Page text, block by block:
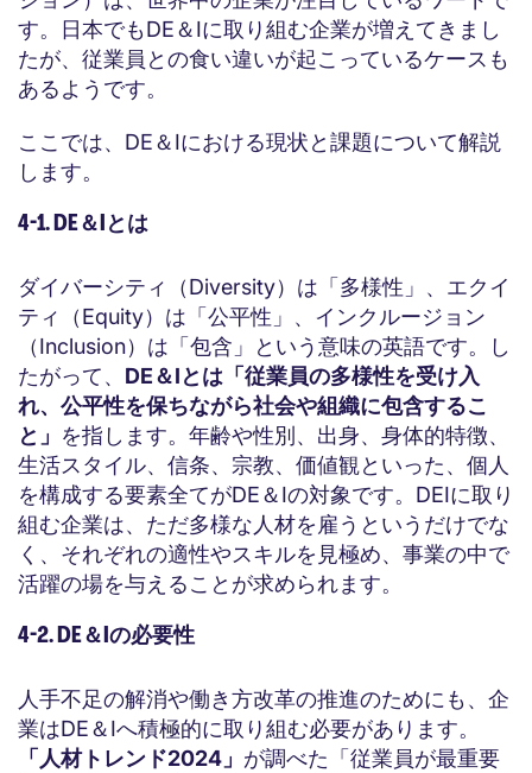
す。日本でもDE＆Iに取り組む企業が増えてきまし
たが、従業員との食い違いが起こっているケースも
あるようです。
ここでは、DE＆Iにおける現状と課題について解説
します。
4-1. DE＆Iとは
ダイバーシティ（Diversity）は「多様性」、エクイ
ティ（Equity）は「公平性」、インクルージョン
（Inclusion）は「包含」という意味の英語です。し
たがって、 DE＆Iとは「従業員の多様性を受け入
れ、公平性を保ちながら社会や組織に包含するこ
と」 を指します。年齢や性別、出身、身体的特徴、
生活スタイル、信条、宗教、価値観といった、個人
を構成する要素全てがDE＆Iの対象です。DEIに取り
組む企業は、ただ多様な人材を雇うというだけでな
く、それぞれの適性やスキルを見極め、事業の中で
活躍の場を与えることが求められます。
4-2. DE＆Iの必要性
人手不足の解消や働き方改革の推進のためにも、企
業はDE＆Iへ積極的に取り組む必要があります。
「人材トレンド2024」 が調べた「従業員が最重要